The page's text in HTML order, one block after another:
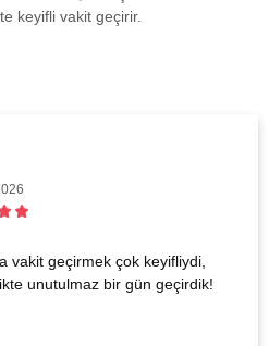
keyifli vakit geçirir.
vakit geçirmek çok keyifliydi,
unutulmaz bir gün geçirdik!